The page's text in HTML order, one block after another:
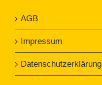
AGB
Impressum
Datenschutzerklärung